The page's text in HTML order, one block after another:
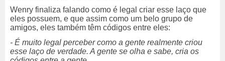
Wenry finaliza falando como é legal criar esse laço que
eles possuem, e que assim como um belo grupo de
amigos, eles também têm códigos entre eles:
- É muito legal perceber como a gente realmente criou
esse laço de verdade. A gente se olha e sabe, cria os